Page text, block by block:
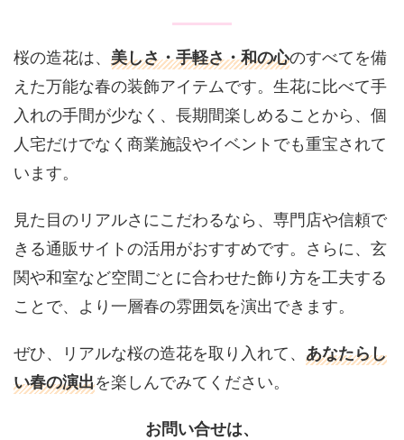
桜の造花は、 美しさ・手軽さ・和の心のすべてを備
えた万能な春の装飾アイテムです。生花に比べて手
入れの手間が少なく、長期間楽しめることから、個
人宅だけでなく商業施設やイベントでも重宝されて
います。
見た目のリアルさにこだわるなら、専門店や信頼で
きる通販サイトの活用がおすすめです。さらに、玄
関や和室など空間ごとに合わせた飾り方を工夫する
ことで、より一層春の雰囲気を演出できます。
ぜひ、リアルな桜の造花を取り入れて、 あなたらし
い春の演出を楽しんでみてください。
お問い合せは、